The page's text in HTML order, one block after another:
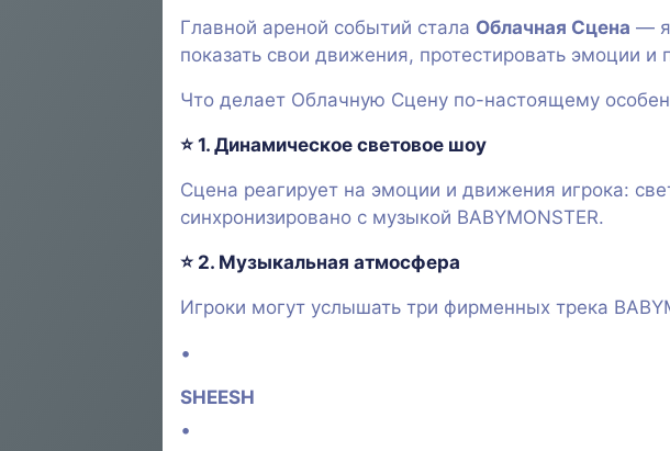
Главной ареной событий стала Облачная Сцена —
показать свои движения, протестировать эмоции
Что делает Облачную Сцену по-настоящему
⭐ 1. Динамическое световое шоу
Сцена реагирует на эмоции и движения игрока:
синхронизировано с музыкой BABYMONSTER.
⭐ 2. Музыкальная атмосфера
Игроки могут услышать три фирменных трека
SHEESH